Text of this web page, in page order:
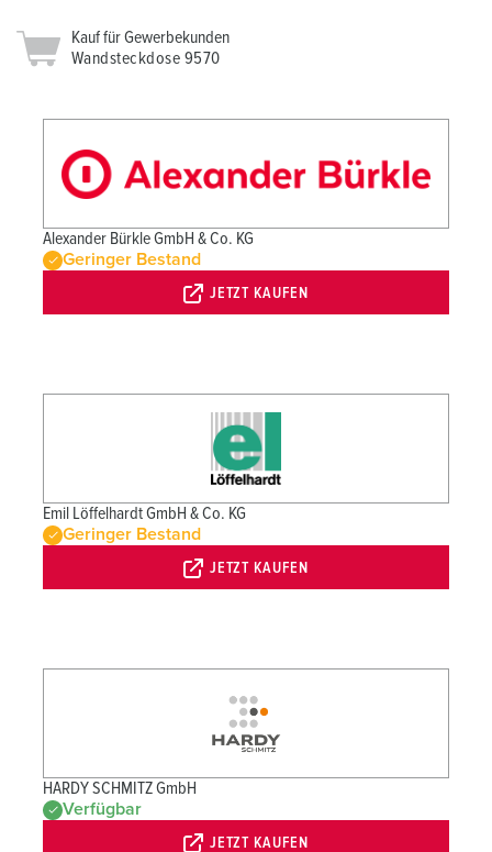
Kauf für Gewerbekunden
Wandsteckdose 9570
Alexander Bürkle GmbH & Co. KG
Geringer Bestand
JETZT KAUFEN
Emil Löffelhardt GmbH & Co. KG
Geringer Bestand
JETZT KAUFEN
HARDY SCHMITZ GmbH
Verfügbar
JETZT KAUFEN